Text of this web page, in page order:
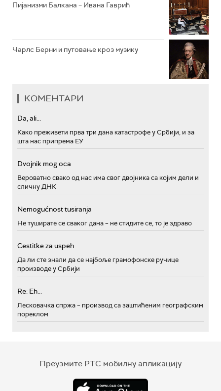
Пијанизми Балкана – Ивана Гаврић
Чарлс Берни и путовање кроз музику
КОМЕНТАРИ
Da, ali...
Како преживети прва три дана катастрофе у Србији, и за
шта нас припрема ЕУ
Dvojnik mog oca
Вероватно свако од нас има свог двојника са којим дели и
сличну ДНК
Nemogućnost tusiranja
Не туширате се сваког дана – не стидите се, то је здраво
Cestitke za uspeh
Да ли сте знали да се најбоље грамофонске ручице
производе у Србији
Re: Eh...
Лесковачка спржа – производ са заштићеним географским
пореклом
Преузмите РТС мобилну апликацију